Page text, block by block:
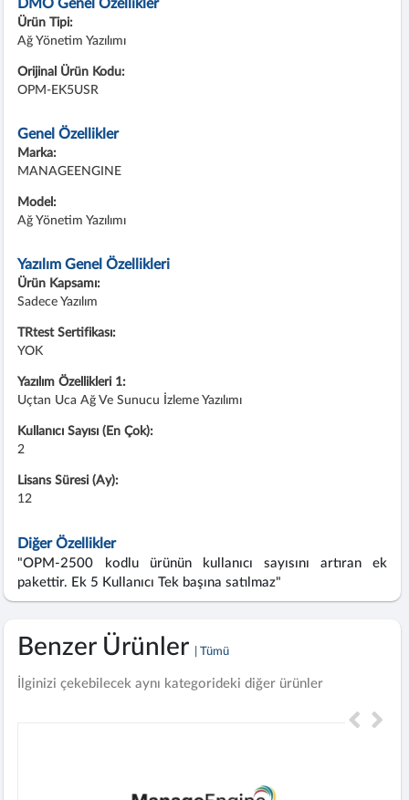
DMO Genel Özellikler
Ürün Tipi:
Ağ Yönetim Yazılımı
Orijinal Ürün Kodu:
OPM-EK5USR
Genel Özellikler
Marka:
MANAGEENGINE
Model:
Ağ Yönetim Yazılımı
Yazılım Genel Özellikleri
Ürün Kapsamı:
Sadece Yazılım
TRtest Sertifikası:
YOK
Yazılım Özellikleri 1:
Uçtan Uca Ağ Ve Sunucu İzleme Yazılımı
Kullanıcı Sayısı (En Çok):
2
Lisans Süresi (Ay):
12
Diğer Özellikler
"OPM-2500 kodlu ürünün kullanıcı sayısını artıran ek
pakettir. Ek 5 Kullanıcı Tek başına satılmaz"
Benzer Ürünler | Tümü
İlginizi çekebilecek aynı kategorideki diğer ürünler